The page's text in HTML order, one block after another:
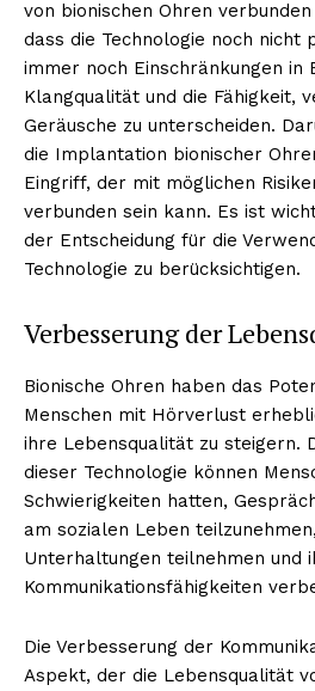
von bionischen Ohren
dass die Technologie noch nicht
immer noch Einschränkungen in
Klangqualität und die Fähigkeit,
Geräusche zu unterscheiden.
die Implantation bionischer
Eingriff, der mit möglichen
verbunden sein kann. Es ist
der Entscheidung für die
Technologie zu berücksichtigen.
Verbesserung der
Bionische Ohren haben das
Menschen mit Hörverlust
ihre Lebensqualität zu steigern.
dieser Technologie können
Schwierigkeiten hatten,
am sozialen Leben
Unterhaltungen teilnehmen und
Kommunikationsfähigkeiten
Die Verbesserung der
Aspekt, der die Lebensqualität